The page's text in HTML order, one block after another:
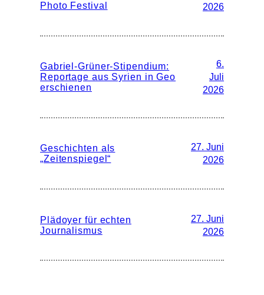
Photo Festival
2026
Gabriel-Grüner-Stipendium:
Reportage aus Syrien in Geo
erschienen
6.
Juli
2026
Geschichten als
„Zeitenspiegel“
27. Juni
2026
Plädoyer für echten
Journalismus
27. Juni
2026